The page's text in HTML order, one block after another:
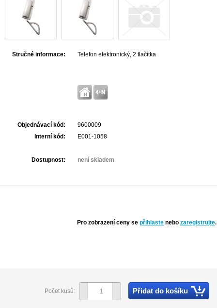
Stručné informace: Telefon elektronický, 2 tlačítka
Objednávací kód:
9600009
Interní kód:
E001-1058
Dostupnost: není skladem
Pro zobrazení ceny se přihlaste nebo zaregistrujte.
Počet kusů: Přidat do košíku